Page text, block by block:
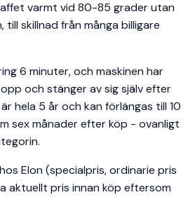
varmt vid 80-85 grader utan
skillnad från många billigare
6 minuter, och maskinen har
och stänger av sig själv efter
hela 5 år och kan förlängas till 10
sex månader efter köp - ovanligt
Elon (specialpris, ordinarie pris
aktuellt pris innan köp eftersom